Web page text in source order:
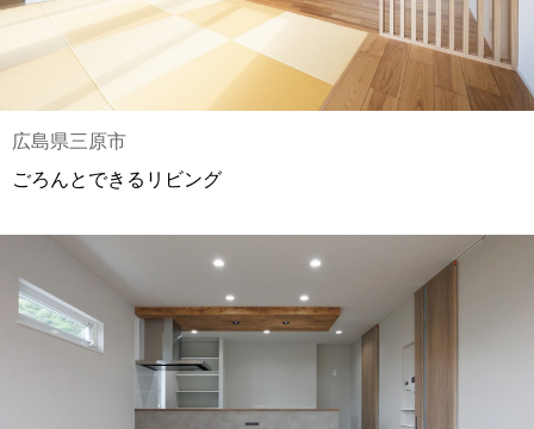
広島県三原市
ごろんとできるリビング